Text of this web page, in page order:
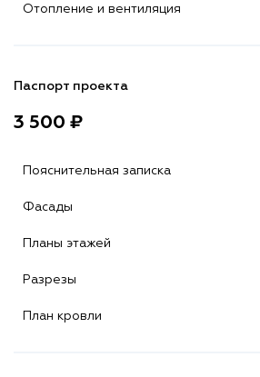
Отопление и вентиляция
Паспорт проекта
3 500 ₽
Пояснительная записка
Фасады
Планы этажей
Разрезы
План кровли